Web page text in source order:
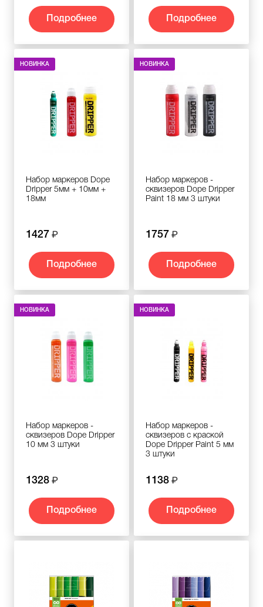
Подробнее Подробнее
НОВИНКА
Набор маркеров Dope
Dripper 5мм + 10мм +
18мм
1427
Подробнее
НОВИНКА
Набор маркеров -
сквизеров Dope Dripper
Paint 18 мм 3 штуки
1757
Подробнее
НОВИНКА
Набор маркеров -
сквизеров Dope Dripper
10 мм 3 штуки
1328
Подробнее
НОВИНКА
Набор маркеров -
сквизеров с краской
Dope Dripper Paint 5 мм
3 штуки
1138
Подробнее